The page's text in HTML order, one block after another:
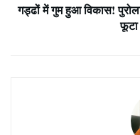
गड्ढों में गुम हुआ विकास!
फूटा